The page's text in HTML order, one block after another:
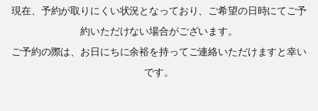
現在、予約が取りにくい状況となっており、ご希望の日時にてご予
約いただけない場合がございます。
ご予約の際は、お日にちに余裕を持ってご連絡いただけますと幸い
です。